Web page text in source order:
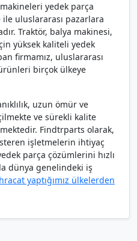
yedek parça
uluslararası pazarlara
Traktör, balya makinesi,
yüksek kaliteli yedek
firmamız, uluslararası
birçok ülkeye
uzun ömür ve
ve sürekli kalite
Findtrparts olarak,
işletmelerin ihtiyaç
parça çözümlerini hızlı
dünya genelindeki iş
yaptığımız ülkelerden